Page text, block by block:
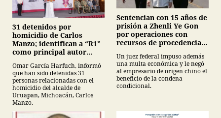
31 detenidos por
homicidio de Carlos
Manzo; identifican a “R1”
como principal autor
Omar García Harfuch, informó
que han sido detenidas 31
personas relacionadas con el
homicidio del alcalde de
Uruapan, Michoacán, Carlos
Manzo.
Sentencian con 15 años de
prisión a Zhenli Ye Gon
por operaciones con
recursos de procedencia
Un juez federal impuso además
una multa económica y le negó
al empresario de origen chino el
beneficio de la condena
condicional.